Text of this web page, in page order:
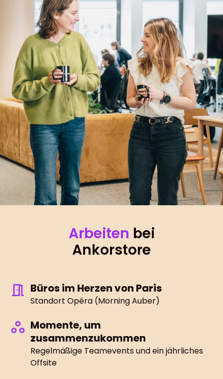
Arbeiten bei
Ankorstore
Büros im Herzen von Paris
Standort Opéra (Morning Auber)
Momente, um
zusammenzukommen
Regelmäßige Teamevents und ein jährliches
Offsite